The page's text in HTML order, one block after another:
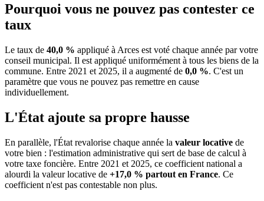
Pourquoi vous ne pouvez pas contester ce
taux
Le taux de 40,0 % appliqué à Arces est voté chaque année par votre
conseil municipal. Il est appliqué uniformément à tous les biens de la
commune. Entre 2021 et 2025, il a augmenté de 0,0 %. C'est un
paramètre que vous ne pouvez pas remettre en cause
individuellement.
L'État ajoute sa propre hausse
En parallèle, l'État revalorise chaque année la valeur locative de
votre bien : l'estimation administrative qui sert de base de calcul à
votre taxe foncière. Entre 2021 et 2025, ce coefficient national a
alourdi la valeur locative de +17,0 % partout en France. Ce
coefficient n'est pas contestable non plus.